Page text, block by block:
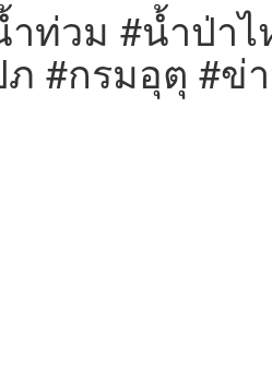
ท่วม #น้ำป่า
#กรมอุตุ #ข่